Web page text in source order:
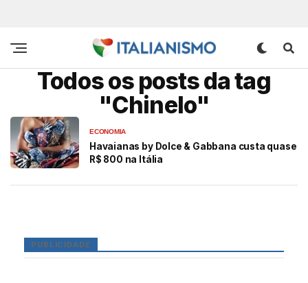
Todos os posts da tag
"Chinelo"
ECONOMIA
Havaianas by Dolce & Gabbana custa quase
R$ 800 na Itália
PUBLICIDADE